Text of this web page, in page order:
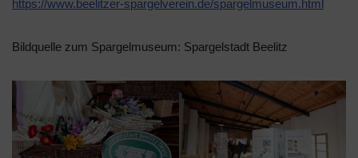
https://www.beelitzer-spargelverein.de/spargelmuseum.html
Bildquelle zum Spargelmuseum: Spargelstadt Beelitz